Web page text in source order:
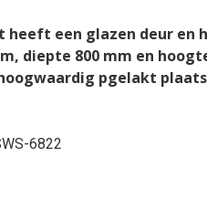
heeft een glazen deur
diepte 800 mm en
pgelakt
6822